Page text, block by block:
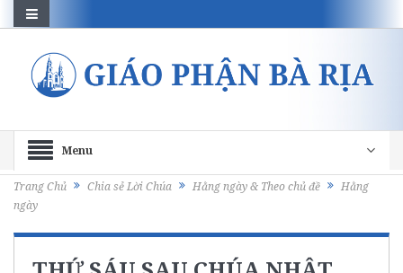
Menu
Trang Chủ Chia sẻ Lời Chúa Hằng ngày & Theo chủ đề
Hằng
ngày